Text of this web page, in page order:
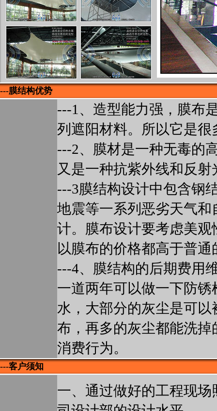
---膜结构优势
---1、造型能力强，膜布
列遮阳材料。所以它是
---2、膜材是一种无毒的
又是一种抗紫外线和反
---3膜结构设计中包含钢
地震等一系列恶劣天气
计。膜布设计要考虑美
以膜布的价格都高于普通
---4、膜结构的后期费用
一道两年可以做一下防
水，大部分的灰尘是可
布，再多的灰尘都能洗
消费行为。
---客户须知
一、通过做好的工程现